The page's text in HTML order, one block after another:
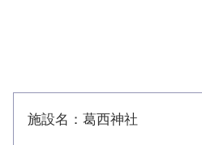
施設名：葛西神社